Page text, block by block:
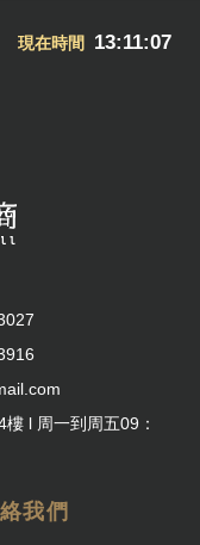
現在時間 13:11:07
l 周一到周五09：
我們